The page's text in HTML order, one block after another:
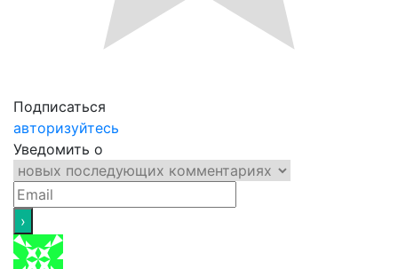
Подписаться
авторизуйтесь
Уведомить о